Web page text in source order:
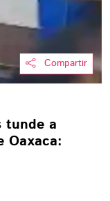
Compartir
tunde a
Oaxaca: